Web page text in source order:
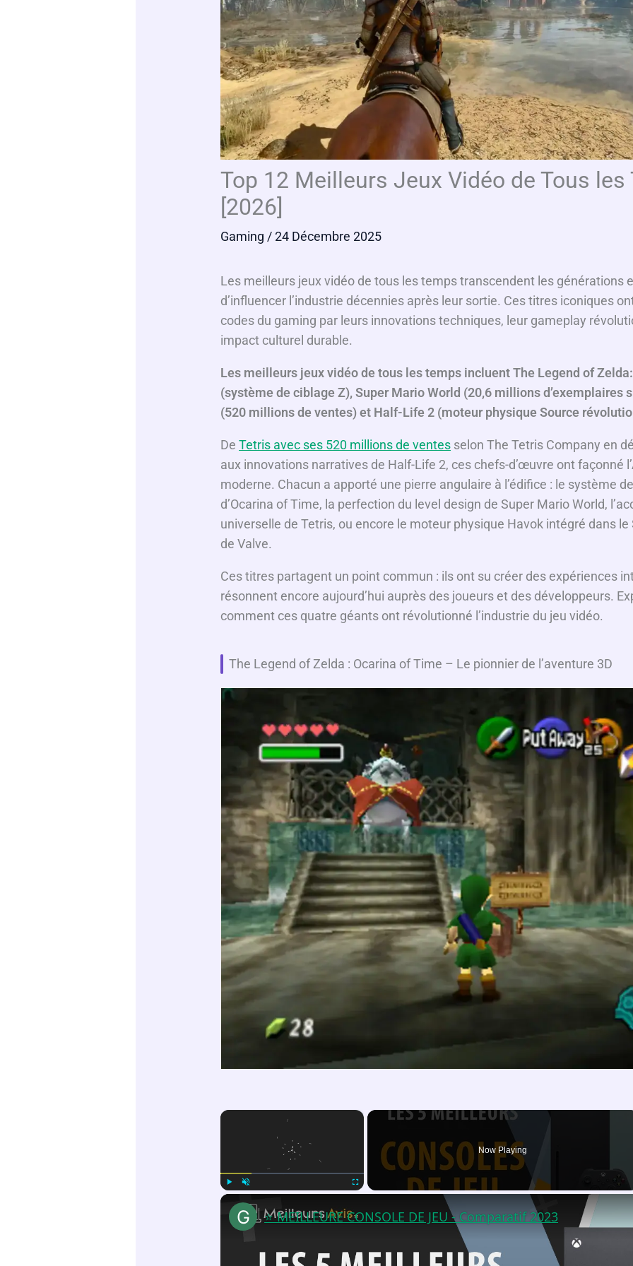
Top 12 Meilleurs Jeux Vidéo de Tous les
[2026]
Gaming / 24 Décembre 2025
Les meilleurs jeux vidéo de tous les temps transcendent les générations
d’influencer l’industrie décennies après leur sortie. Ces titres iconiques
codes du gaming par leurs innovations techniques, leur gameplay
impact culturel durable.
Les meilleurs jeux vidéo de tous les temps incluent The Legend of
(système de ciblage Z), Super Mario World (20,6 millions d’exemplaires
(520 millions de ventes) et Half-Life 2 (moteur physique Source
DeTetris avec ses 520 millions de ventes selon The Tetris Company en
aux innovations narratives de Half-Life 2, ces chefs-d’œuvre ont façonné
moderne. Chacun a apporté une pierre angulaire à l’édifice : le système
d’Ocarina of Time, la perfection du level design de Super Mario World,
universelle de Tetris, ou encore le moteur physique Havok intégré dans le
de Valve.
Ces titres partagent un point commun : ils ont su créer des expériences
résonnent encore aujourd’hui auprès des joueurs et des développeurs.
comment ces quatre géants ont révolutionné l’industrie du jeu vidéo.
The Legend of Zelda : Ocarina of Time – Le pionnier de l’aventure 3D
×
Now Playing
⭐️ MEILLEURE CONSOLE DE JEU - Comparatif 2023